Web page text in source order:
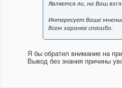
Является ли, на Ваш
Интересует Ваше
Всем заранее спасибо.
Я бы обратил внимание на
Вывод без знания причины